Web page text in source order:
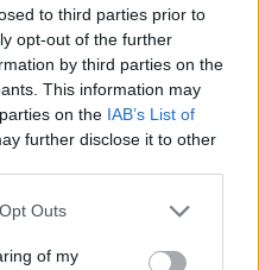
to third parties prior to
opt-out of the further
by third parties on the
This information may
on the IAB’s List of
further disclose it to other
uses one or more Google
You may click to
Outs
of my